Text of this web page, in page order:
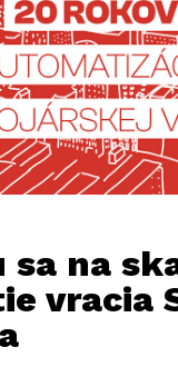
sa na
vracia